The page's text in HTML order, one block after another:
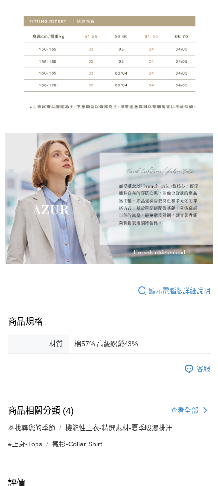
顯示電腦版詳細說明
商品規格
材質 棉57% 高級縲縈43%
客服
商品相關分類 (4) 查看全部
🎉找尋您的季節 機能性上衣-精選素材-夏季吸濕排汗
⁕上身-Tops 襯衫-Collar Shirt
評價